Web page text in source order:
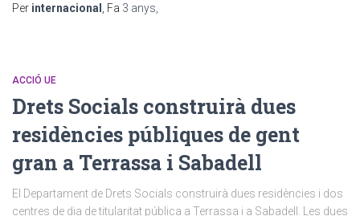
Per internacional , Fa 3 anys
ACCIÓ UE
Drets Socials construirà dues
residències públiques de gent
gran a Terrassa i Sabadell
El Departament de Drets Socials construirà dues residències i dos
centres de dia de titularitat pública a Terrassa i a Sabadell. Les dues